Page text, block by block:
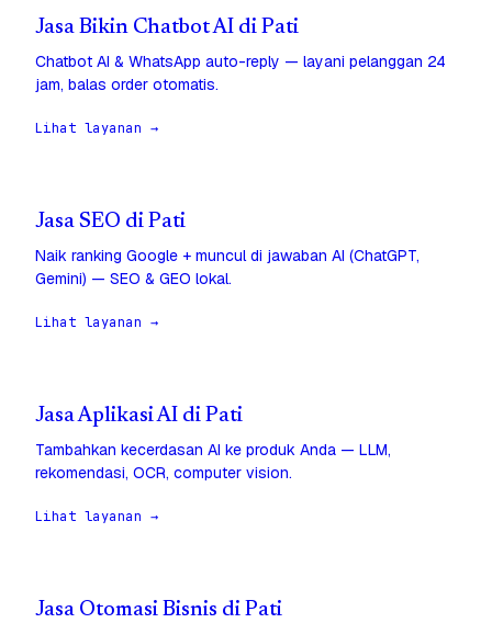
Jasa Bikin Chatbot AI di Pati
Chatbot AI & WhatsApp auto-reply — layani pelanggan 24
jam, balas order otomatis.
Lihat layanan →
Jasa SEO di Pati
Naik ranking Google + muncul di jawaban AI (ChatGPT,
Gemini) — SEO & GEO lokal.
Lihat layanan →
Jasa Aplikasi AI di Pati
Tambahkan kecerdasan AI ke produk Anda — LLM,
rekomendasi, OCR, computer vision.
Lihat layanan →
Jasa Otomasi Bisnis di Pati